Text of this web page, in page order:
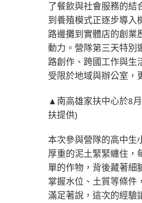
了餐飲與社會服務的
到養殖模式正逐步導入
路邊攤到實體店的創業
動力。營隊第三天特別
路創作、跨國工作與生
受限於地域與辦公室，
▲南高雄家扶中心於8
扶提供)
本次參與營隊的高中生
厚重的泥土緊緊纏住，
單的作物，背後藏著細
掌握水位、土質等條件
滿足著說，這次的經驗